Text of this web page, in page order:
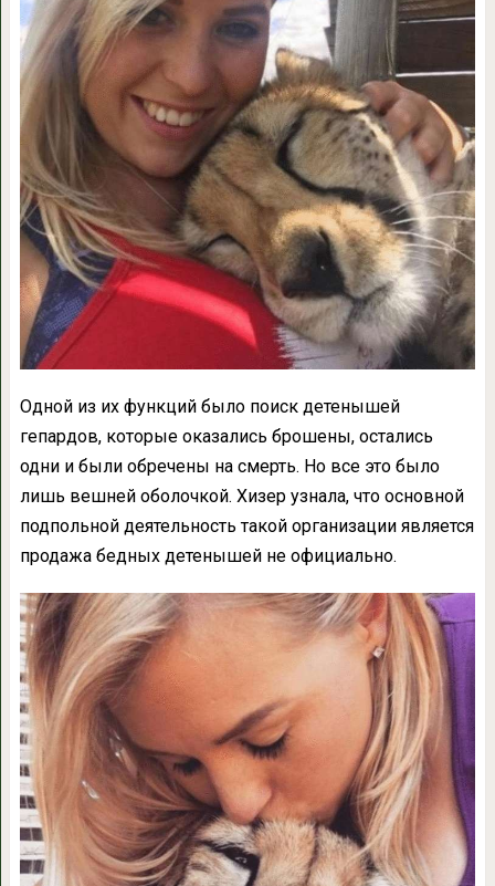
Одной из их функций было поиск детенышей
гепардов, которые оказались брошены, остались
одни и были обречены на смерть. Но все это было
лишь вешней оболочкой. Хизер узнала, что основной
подпольной деятельность такой организации является
продажа бедных детенышей не официально.